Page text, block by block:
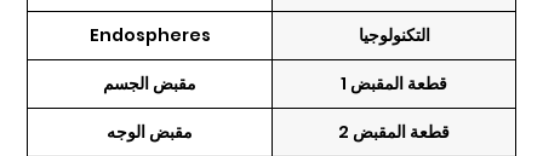
التكنولوجيا
Endospheres
قطعة المقبض 1
مقبض الجسم
قطعة المقبض 2
مقبض الوجه